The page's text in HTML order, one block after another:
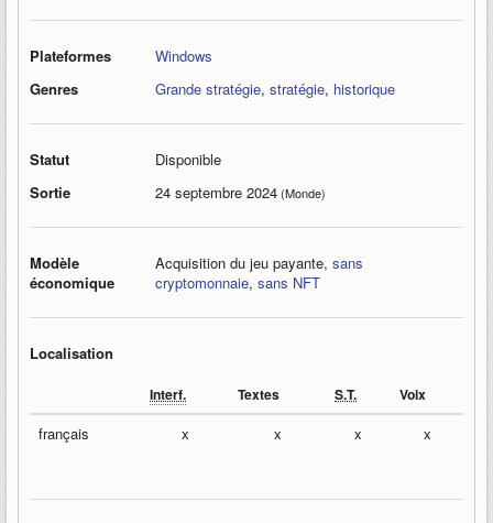
Plateformes
Windows
Genres
Grande stratégie, stratégie, historique
Statut
Disponible
Sortie
24 septembre 2024(Monde)
Modèle
économique
Acquisition du jeu payante, sans
cryptomonnaie, sans NFT
Localisation
Interf. Textes S.T. Voix
français x x x x